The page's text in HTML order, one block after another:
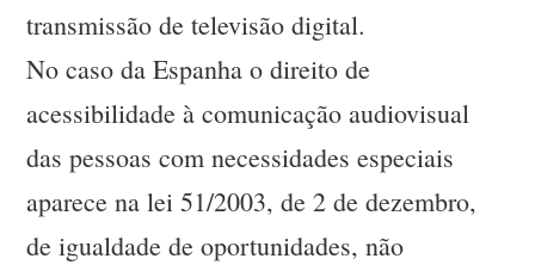
transmissão de televisão digital.
No caso da Espanha o direito de
acessibilidade à comunicação audiovisual
das pessoas com necessidades especiais
aparece na lei 51/2003, de 2 de dezembro,
de igualdade de oportunidades, não